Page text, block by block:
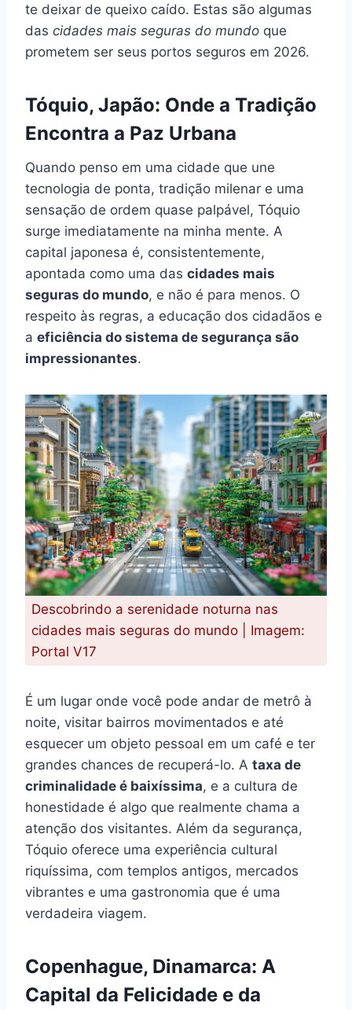
te deixar de queixo caído. Estas são algumas
das cidades mais seguras do mundo que
prometem ser seus portos seguros em 2026.
Tóquio, Japão: Onde a Tradição
Encontra a Paz Urbana
Quando penso em uma cidade que une
tecnologia de ponta, tradição milenar e uma
sensação de ordem quase palpável, Tóquio
surge imediatamente na minha mente. A
capital japonesa é, consistentemente,
apontada como uma das cidades mais
seguras do mundo, e não é para menos. O
respeito às regras, a educação dos cidadãos e
a eficiência do sistema de segurança são
impressionantes.
Descobrindo a serenidade noturna nas
cidades mais seguras do mundo | Imagem:
Portal V17
É um lugar onde você pode andar de metrô à
noite, visitar bairros movimentados e até
esquecer um objeto pessoal em um café e ter
grandes chances de recuperá-lo. A taxa de
criminalidade é baixíssima, e a cultura de
honestidade é algo que realmente chama a
atenção dos visitantes. Além da segurança,
Tóquio oferece uma experiência cultural
riquíssima, com templos antigos, mercados
vibrantes e uma gastronomia que é uma
verdadeira viagem.
Copenhague, Dinamarca: A
Capital da Felicidade e da